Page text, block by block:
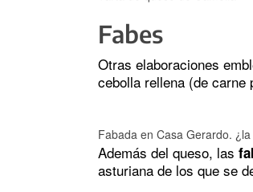
Fabes
Otras elaboraciones
cebolla rellena (de
Fabada en Casa Gerardo.
Además del queso, las
asturiana de los que se